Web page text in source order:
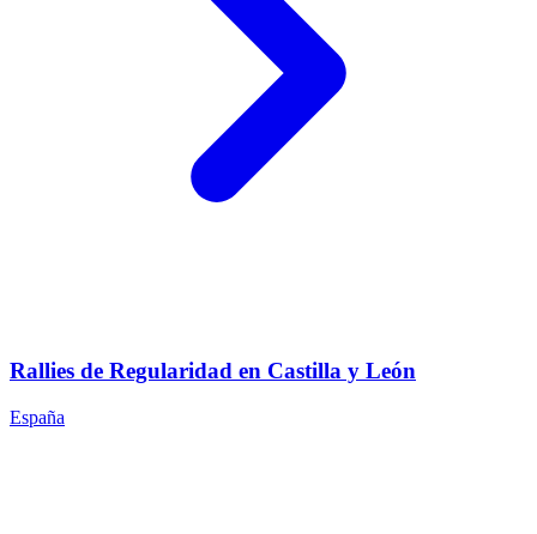
Rallies de Regularidad en Castilla y León
España